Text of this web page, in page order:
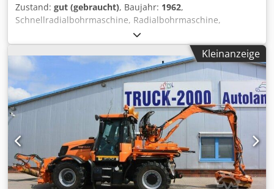
Zustand: gut (gebraucht), Baujahr: 1962,
Schnellradialbohrmaschine, Radialbohrmaschine,
Bohrmaschine, Auslegerbohrmaschine, Schnellradiale
Bohrmaschine -Aufspanntisch: 400 x 1100 mm -Ausladung:
930 mm -Kegelaufnahme: MK4 -Motor Leistung: 1,35/1,8
kW -Drehzahlen: 41-1700 U/min Dsdeirax Uepfx Ah Nskr -
Säulen: Ø 200 mm -Spindelhub: 125 mm -
Gewindeschneideinrichtung: JA -Vorschub: 0,075 - 0,3
mm/U -Abmessungen: 1800/1235/H2240 mm -Gewicht:
1500 kg
Kleinanzeige